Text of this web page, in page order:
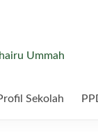
Ummah
Sekolah